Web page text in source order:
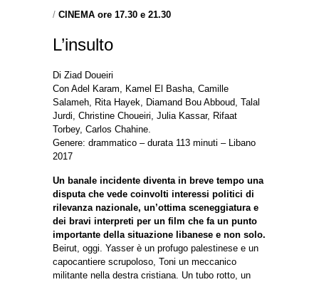
/ CINEMA ore 17.30 e 21.30
L’insulto
Di Ziad Doueiri
Con Adel Karam, Kamel El Basha, Camille
Salameh, Rita Hayek, Diamand Bou Abboud, Talal
Jurdi, Christine Choueiri, Julia Kassar, Rifaat
Torbey, Carlos Chahine.
Genere: drammatico – durata 113 minuti – Libano
2017
Un banale incidente diventa in breve tempo una
disputa che vede coinvolti interessi politici di
rilevanza nazionale, un’ottima sceneggiatura e
dei bravi interpreti per un film che fa un punto
importante della situazione libanese e non solo.
Beirut, oggi. Yasser è un profugo palestinese e un
capocantiere scrupoloso, Toni un meccanico
militante nella destra cristiana. Un tubo rotto, un